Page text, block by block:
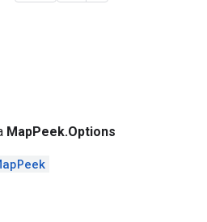
MapPeek.Options